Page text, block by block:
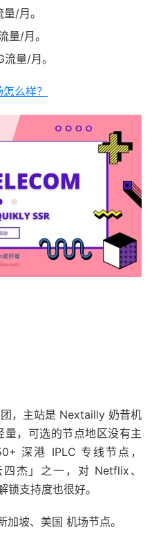
/月。
量/月。
量/月。
么样？
，主站是 Nextailly 奶昔机
，可选的节点地区没有主
深港 IPLC 专线节点，
杰」之一，对 Netflix、
支持度也很好。
坡、美国 机场节点。